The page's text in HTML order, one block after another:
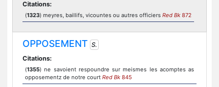
Citations:
(1323) meyres, baillifs, vicountes ou autres officiers Red Bk 872
OPPOSEMENT S.
Citations:
(1355) ne savoient respoundre sur meismes les acomptes as
opposementz de notre court Red Bk 845